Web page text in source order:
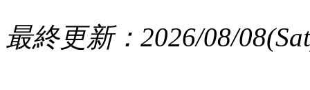
最終更新：2026/08/